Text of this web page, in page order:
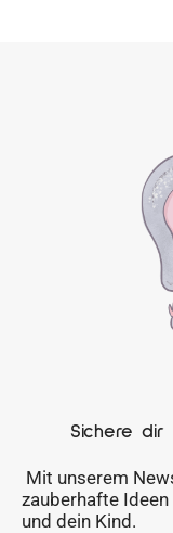
Sichere dir
Mit unserem
zauberhafte
und dein Kind.